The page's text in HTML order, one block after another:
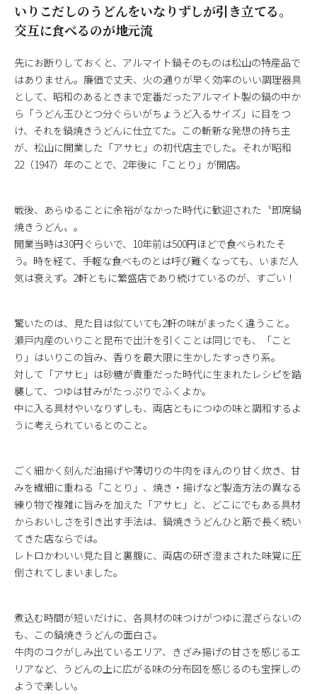
いりこだしのうどんをいなりずしが引き立てる。
交互に食べるのが地元流
先にお断りしておくと、アルマイト鍋そのものは松山の特産品で
はありません。廉価で丈夫、火の通りが早く効率のいい調理器具
として、昭和のあるときまで定番だったアルマイト製の鍋の中か
ら「うどん玉ひとつ分ぐらいがちょうど入るサイズ」に目をつ
け、それを鍋焼きうどんに仕立てた。この斬新な発想の持ち主
が、松山に開業した「アサヒ」の初代店主でした。それが昭和
22（1947）年のことで、2年後に「ことり」が開店。
戦後、あらゆることに余裕がなかった時代に歓迎された〝即席鍋
焼きうどん〟。
開業当時は30円ぐらいで、10年前は500円ほどで食べられたそ
う。時を経て、手軽な食べものとは呼び難くなっても、いまだ人
気は衰えず。2軒ともに繁盛店であり続けているのが、すごい！
驚いたのは、見た目は似ていても2軒の味がまったく違うこと。
瀬戸内産のいりこと昆布で出汁を引くことは同じでも、「こと
り」はいりこの旨み、香りを最大限に生かしたすっきり系。
対して「アサヒ」は砂糖が貴重だった時代に生まれたレシピを踏
襲して、つゆは甘みがたっぷりでふくよか。
中に入る具材やいなりずしも、両店ともにつゆの味と調和するよ
うに考えられているとのこと。
ごく細かく刻んだ油揚げや薄切りの牛肉をほんのり甘く炊き、甘
みを繊細に重ねる「ことり」、焼き・揚げなど製造方法の異なる
練り物で複雑に旨みを加えた「アサヒ」と、どこにでもある具材
からおいしさを引き出す手法は、鍋焼きうどんひと筋で長く続い
てきた店ならでは。
レトロかわいい見た目と裏腹に、両店の研ぎ澄まされた味覚に圧
倒されてしまいました。
煮込む時間が短いだけに、各具材の味つけがつゆに混ざらないの
も、この鍋焼きうどんの面白さ。
牛肉のコクがしみ出ているエリア、きざみ揚げの甘さを感じるエ
リアなど、うどんの上に広がる味の分布図を感じるのも宝探しの
ようで楽しい。